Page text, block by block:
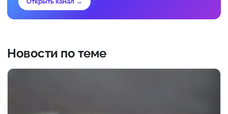
Новости по теме